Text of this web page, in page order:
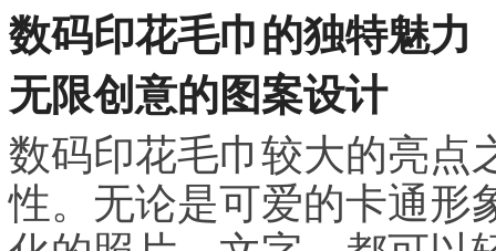
数码印花毛巾的独特魅力
无限创意的图案设计
数码印花毛巾较大的亮点
性。无论是可爱的卡通形